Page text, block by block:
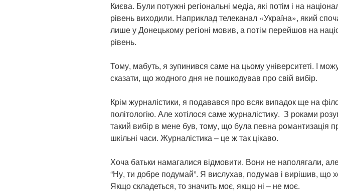
Києва. Були потужні регіональні медіа, які потім і на
рівень виходили. Наприклад телеканал «Україна», який
лише у Донецькому регіоні мовив, а потім перейшов на
рівень.
Тому, мабуть, я зупинився саме на цьому університеті. І
сказати, що жодного дня не пошкодував про свій вибір.
Крім журналістики, я подавався про всяк випадок ще на
політологію. Але хотілося саме журналістику. З роками
такий вибір в мене був, тому, що була певна романтизація
шкільні часи. Журналістика – це ж так цікаво.
Хоча батьки намагалися відмовити. Вони не наполягали,
“Ну, ти добре подумай”. Я вислухав, подумав і вирішив, що
Якщо складеться, то значить моє, якщо ні – не моє.